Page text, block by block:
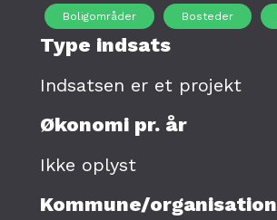
Boligområder Bosteder
Type indsats
Indsatsen er et projekt
Økonomi pr. år
Ikke oplyst
Kommune/organisation